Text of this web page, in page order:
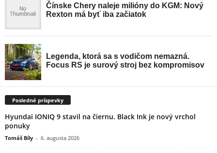
Posledné príspevky
Hyundai IONIQ 9 stavil na čiernu. Black Ink je nový vrchol
ponuky
Tomáš Bíly - 6. augusta 2026